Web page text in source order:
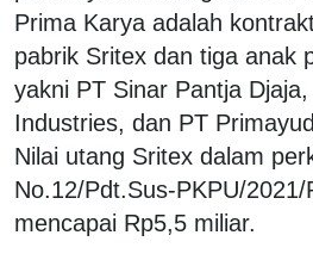
Prima Karya adalah
pabrik Sritex dan tiga anak
yakni PT Sinar Pantja
Industries, dan PT
Nilai utang Sritex dalam
No.12/Pdt.Sus-PKPU/
mencapai Rp5,5 miliar.